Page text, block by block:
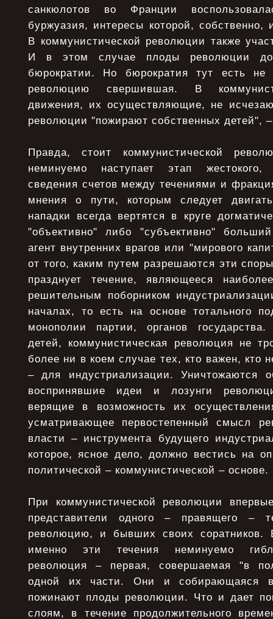
санкюлотов во Франции
буржуазия, интересы которой,
В коммунистической революции также
И в этом случае плоды революции
бюрократии. Но бюрократия тут есть не
революцию свершившая. В
движения, их осуществляющие, не
революции "пожирают собственных детей",
Правда, стоит коммунистической
неминуемо наступает этап жестокого,
сведения счетов между течениями и
мнения о пути, которым следует
нападки всегда вертятся в круге
"объективно" либо "субъективно"
агент внутренних врагов или "мирового
от того, каким путем разрешаются эти
празднует течение, являющееся
решительным поборником
началах, то есть на основе тотального
монополии партии, органов
детей, коммунистическая революция не
более ни в коем случае тех, кто важен, кто
– для индустриализации. Уничтожаются
воспринявшие идеи и лозунги
верящие в возможность их
усматривающее первостепенный смысл
власти – инструмента будущего
которое, ясное дело, должно вестись на
политической – коммунистической – основе.
При коммунистической революции
представители одного – правящего –
революцию, и бывших своих соратников.
именно эти течения неминуемо
революция – первая, совершаемая "в
одной их части. Они и собирающаяся
пожинают плоды революции. Что и дает
слоям, в течение продолжительного